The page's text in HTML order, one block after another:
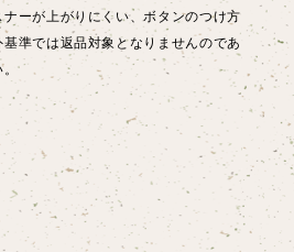
ーが上がりにくい、ボタンのつけ方
準では返品対象となりませんのであ
。